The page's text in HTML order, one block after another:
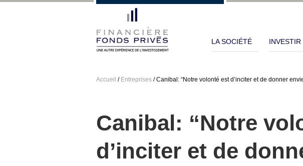
LA SOCIÉTÉ INVESTIR
Accueil / Entreprises /Canibal: “Notre volonté est d’inciter et de donner
Canibal: “Notre
d’inciter et de